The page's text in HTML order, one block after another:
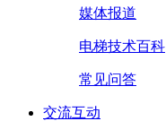
媒体报道
电梯技术百科
常见问答
交流互动